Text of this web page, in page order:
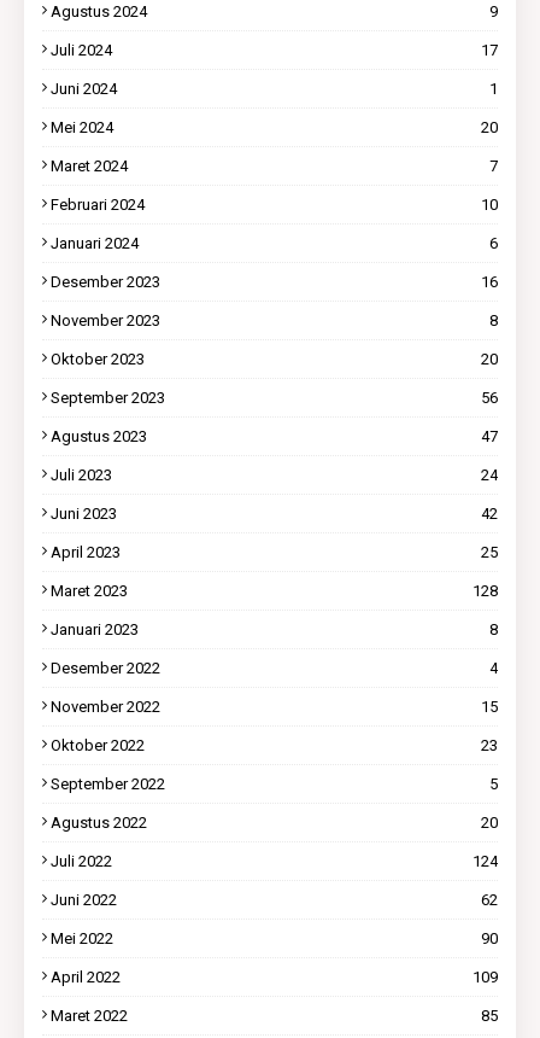
Agustus 2024 9
Juli 2024 17
Juni 2024 1
Mei 2024 20
Maret 2024 7
Februari 2024 10
Januari 2024 6
Desember 2023 16
November 2023 8
Oktober 2023 20
September 2023 56
Agustus 2023 47
Juli 2023 24
Juni 2023 42
April 2023 25
Maret 2023 128
Januari 2023 8
Desember 2022 4
November 2022 15
Oktober 2022 23
September 2022 5
Agustus 2022 20
Juli 2022 124
Juni 2022 62
Mei 2022 90
April 2022 109
Maret 2022 85